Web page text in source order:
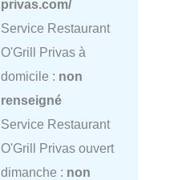
privas.com/
Service Restaurant
O'Grill Privas à
domicile : non
renseigné
Service Restaurant
O'Grill Privas ouvert
dimanche : non